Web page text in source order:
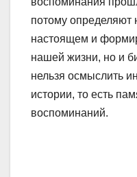
потому определяют
настоящем и
нашей жизни, но и
нельзя осмыслить
истории, то есть
воспоминаний.